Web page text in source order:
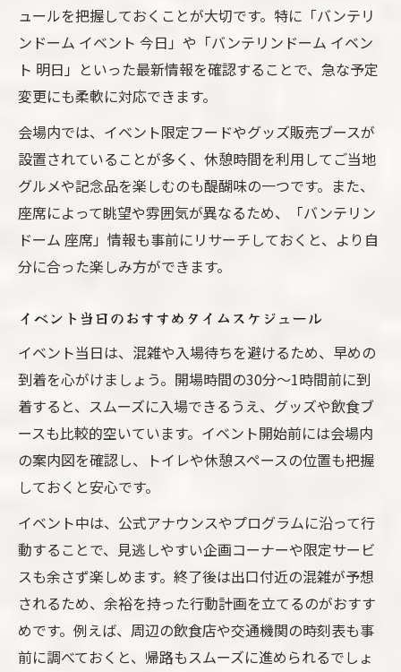
ュールを把握しておくことが大切です。特に「バンテリ
ンドーム イベント 今日」や「バンテリンドーム イベン
ト 明日」といった最新情報を確認することで、急な予定
変更にも柔軟に対応できます。
会場内では、イベント限定フードやグッズ販売ブースが
設置されていることが多く、休憩時間を利用してご当地
グルメや記念品を楽しむのも醍醐味の一つです。また、
座席によって眺望や雰囲気が異なるため、「バンテリン
ドーム 座席」情報も事前にリサーチしておくと、より自
分に合った楽しみ方ができます。
イベント当日のおすすめタイムスケジュール
イベント当日は、混雑や入場待ちを避けるため、早めの
到着を心がけましょう。開場時間の30分〜1時間前に到
着すると、スムーズに入場できるうえ、グッズや飲食ブ
ースも比較的空いています。イベント開始前には会場内
の案内図を確認し、トイレや休憩スペースの位置も把握
しておくと安心です。
イベント中は、公式アナウンスやプログラムに沿って行
動することで、見逃しやすい企画コーナーや限定サービ
スも余さず楽しめます。終了後は出口付近の混雑が予想
されるため、余裕を持った行動計画を立てるのがおすす
めです。例えば、周辺の飲食店や交通機関の時刻表も事
前に調べておくと、帰路もスムーズに進められるでしょ